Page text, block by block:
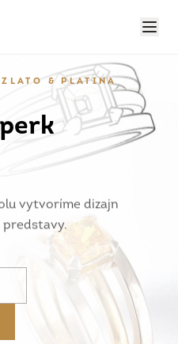
& PLATINA
vytvoríme dizajn
predstavy.